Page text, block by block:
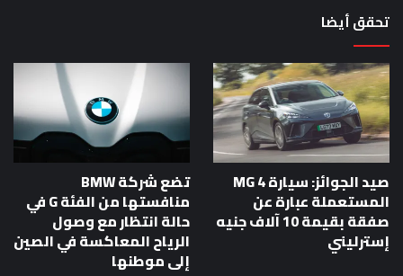
تحقق أيضا
صيد الجوائز: سيارة MG 4
المستعملة عبارة عن
صفقة بقيمة 10 آلاف جنيه
إسترليني
تضع شركة BMW
منافستها من الفئة G في
حالة انتظار مع وصول
الرياح المعاكسة في الصين
إلى موطنها